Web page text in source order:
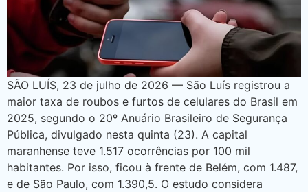
SÃO LUÍS, 23 de julho de 2026 — São Luís registrou a
maior taxa de roubos e furtos de celulares do Brasil em
2025, segundo o 20º Anuário Brasileiro de Segurança
Pública, divulgado nesta quinta (23). A capital
maranhense teve 1.517 ocorrências por 100 mil
habitantes. Por isso, ficou à frente de Belém, com 1.487,
e de São Paulo, com 1.390,5. O estudo considera